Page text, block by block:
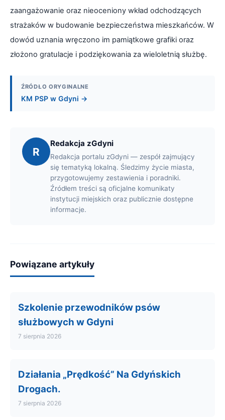
zaangażowanie oraz nieoceniony wkład odchodzących
strażaków w budowanie bezpieczeństwa mieszkańców. W
dowód uznania wręczono im pamiątkowe grafiki oraz
złożono gratulacje i podziękowania za wieloletnią służbę.
ŹRÓDŁO ORYGINALNE
KM PSP w Gdyni →
R
Redakcja zGdyni
Redakcja portalu zGdyni — zespół zajmujący
się tematyką lokalną. Śledzimy życie miasta,
przygotowujemy zestawienia i poradniki.
Źródłem treści są oficjalne komunikaty
instytucji miejskich oraz publicznie dostępne
informacje.
Powiązane artykuły
Szkolenie przewodników psów
służbowych w Gdyni
7 sierpnia 2026
Działania „Prędkość” Na Gdyńskich
Drogach.
7 sierpnia 2026